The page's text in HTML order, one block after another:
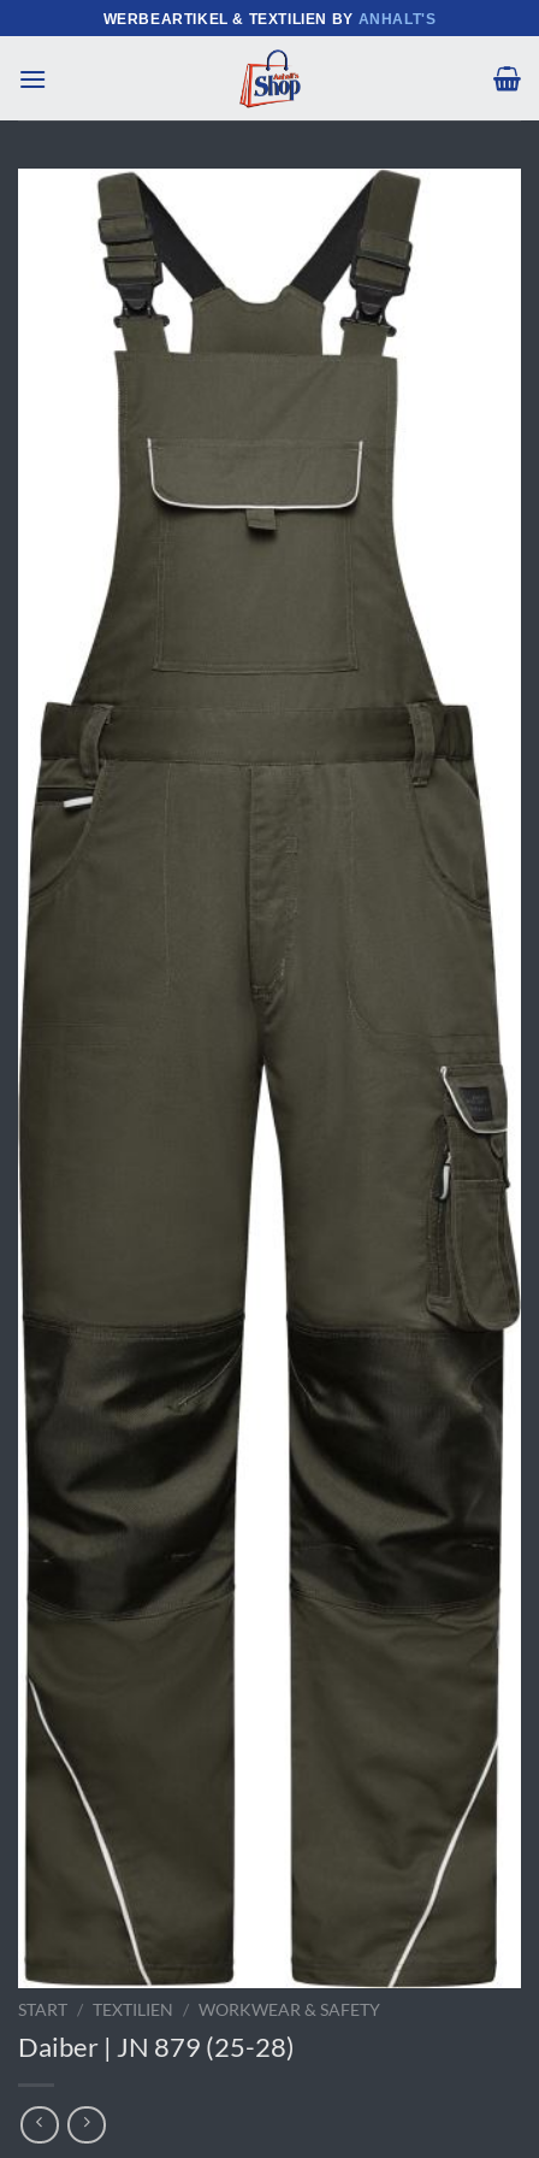
Inhalt
springen
WERBEARTIKEL & TEXTILIEN BY ANHALT'S
START / TEXTILIEN / WORKWEAR & SAFETY
Daiber | JN 879 (25-28)